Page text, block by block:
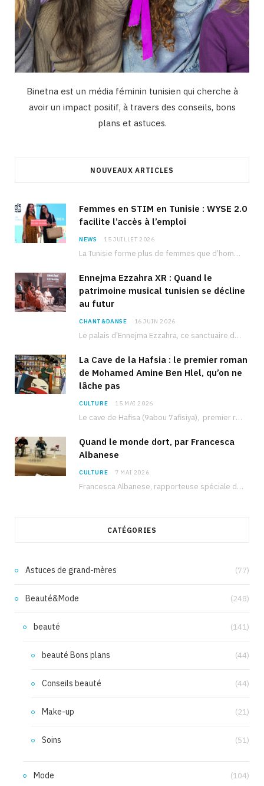
Binetna est un média féminin tunisien qui cherche à
avoir un impact positif, à travers des conseils, bons
plans et astuces.
NOUVEAUX ARTICLES
Femmes en STIM en Tunisie : WYSE 2.0
facilite l’accès à l’emploi
NEWS 15 JUILLET 2026
La Tunisie forme plus de femmes que d’hommes dans les filières scientifiques. Pourtant, pour beaucoup…
Ennejma Ezzahra XR : Quand le
patrimoine musical tunisien se décline
au futur
CHANT&DANSE 16 JUIN 2026
Le palais d’Ennejma Ezzahra, ce sanctuaire de la musique tunisienne et méditerranéenne construit par le…
La Cave de la Hafsia : le premier roman
de Mohamed Amine Ben Hlel, qu’on ne
lâche pas
CULTURE 15 MAI 2026
Le cave de Hafisa (9abou 7afisiya), premier roman du journaliste tunisien Mohamed Amine Ben Hlel,…
Quand le monde dort, par Francesca
Albanese
CULTURE 7 MAI 2026
Francesca Albanese, rapporteuse spéciale de l’ONU sur les territoires palestiniens occupés, était à Tunis pour…
CATÉGORIES
Astuces de grand-mères (77)
Beauté&Mode (248)
beauté (141)
beauté Bons plans (44)
Conseils beauté (44)
Make-up (21)
Soins (51)
Mode (104)